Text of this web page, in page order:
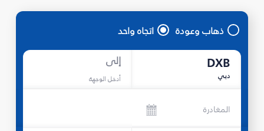
ذهاب وعودة اتجاه واحد
DXB
دبي
إلى
أدخل الوجهة
المغادرة